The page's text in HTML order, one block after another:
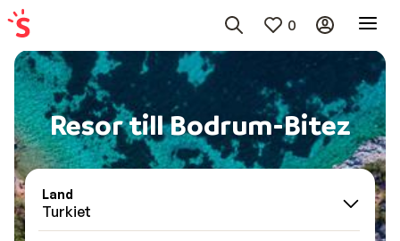
0
Resor till Bodrum-Bitez
Land
Turkiet